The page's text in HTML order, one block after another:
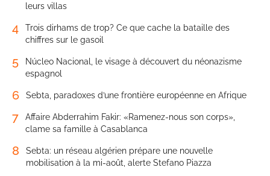
leurs villas
4
Trois dirhams de trop? Ce que cache la bataille des
chiffres sur le gasoil
5
Núcleo Nacional, le visage à découvert du néonazisme
espagnol
6 Sebta, paradoxes d’une frontière européenne en Afrique
7
Affaire Abderrahim Fakir: «Ramenez-nous son corps»,
clame sa famille à Casablanca
8
Sebta: un réseau algérien prépare une nouvelle
mobilisation à la mi-août, alerte Stefano Piazza